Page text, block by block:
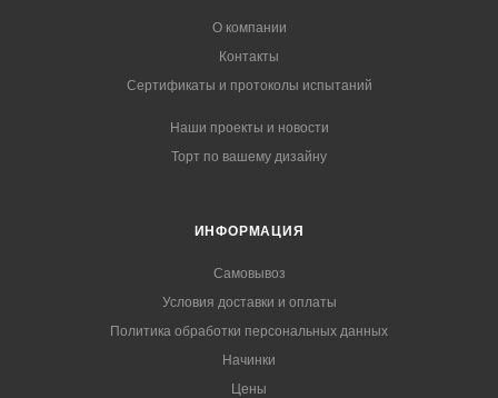
О компании
Контакты
Сертификаты и протоколы испытаний
Наши проекты и новости
Торт по вашему дизайну
ИНФОРМАЦИЯ
Самовывоз
Условия доставки и оплаты
Политика обработки персональных данных
Начинки
Цены